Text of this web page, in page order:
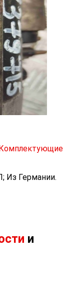
Комплектующие
Из Германии.
и